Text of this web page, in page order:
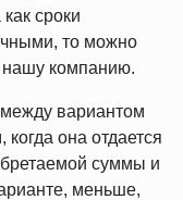
сроки
то можно
нашу компанию.
вариантом
она отдается
суммы и
меньше,